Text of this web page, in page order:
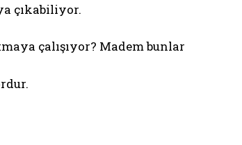
çıkabiliyor.
çalışıyor? Madem bunlar